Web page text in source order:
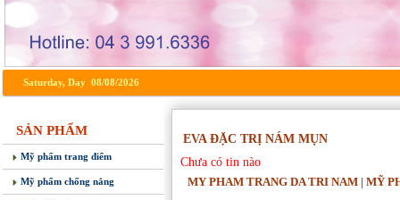
Saturday, Day 08/08/2026
SẢN PHẨM
Mỹ phẩm trang điểm
Mỹ phẩm chống nắng
EVA ĐẶC TRỊ NÁM MỤN
Chưa có tin nào
MY PHAM TRANG DA TRI NAM | MỸ